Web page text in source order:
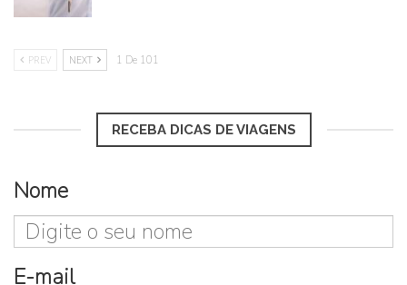
PREV NEXT 1 De 101
RECEBA DICAS DE VIAGENS
Nome
E-mail